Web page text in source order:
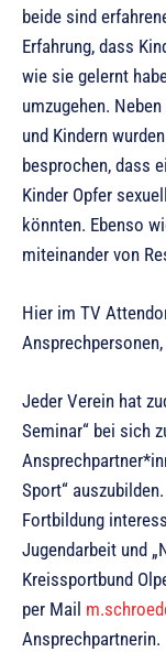
beide sind
Erfahrung, dass
wie sie gelernt
umzugehen.
und Kindern
besprochen, dass
Kinder Opfer
könnten. Ebenso
miteinander von
Hier im TV
Jeder Verein hat
Seminar“ bei sich
Sport“
Fortbildung
Jugendarbeit und
Kreissportbund
per Mail
Ansprechpartnerin.